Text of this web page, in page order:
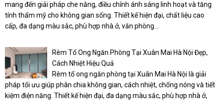
mang đến giải pháp che nắng, điều chỉnh ánh sáng linh hoạt và tăng
tính thẩm mỹ cho không gian sống. Thiết kế hiện đại, chất liệu cao
cấp, đa dạng màu sắc, phù hợp nhà ở, văn phòng...
Rèm Tổ Ong Ngăn Phòng Tại Xuân Mai Hà Nội Đẹp,
Cách Nhiệt Hiệu Quả
Rèm tổ ong ngăn phòng tại Xuân Mai Hà Nội là giải
pháp tối ưu giúp phân chia không gian, cách nhiệt, chống nóng và tiết
kiệm điện năng. Thiết kế hiện đại, đa dạng màu sắc, phù hợp nhà ở,